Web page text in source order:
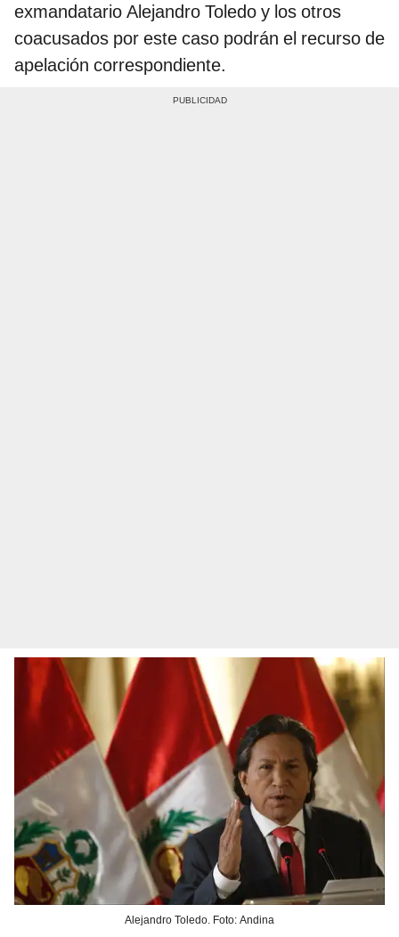
exmandatario Alejandro Toledo y los otros
coacusados por este caso podrán el recurso de
apelación correspondiente.
Alejandro Toledo. Foto: Andina